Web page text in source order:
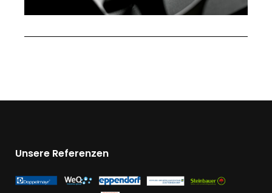
Unsere Referenzen